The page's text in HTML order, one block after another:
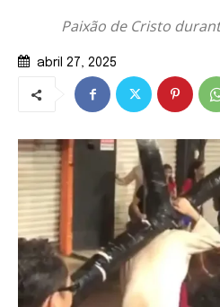
Paixão de Cristo
abril 27, 2025